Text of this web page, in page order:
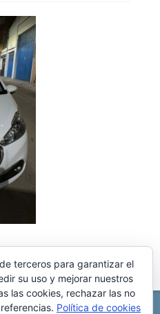
terceros para garantizar el
su uso y mejorar nuestros
las cookies, rechazar las no
Política de cookies